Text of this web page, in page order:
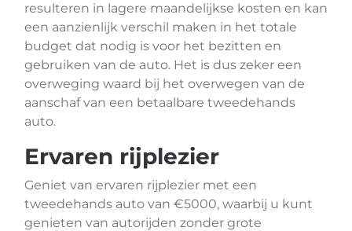
resulteren in lagere maandelijkse kosten en kan
een aanzienlijk verschil maken in het totale
budget dat nodig is voor het bezitten en
gebruiken van de auto. Het is dus zeker een
overweging waard bij het overwegen van de
aanschaf van een betaalbare tweedehands
auto.
Ervaren rijplezier
Geniet van ervaren rijplezier met een
tweedehands auto van €5000, waarbij u kunt
genieten van autorijden zonder grote